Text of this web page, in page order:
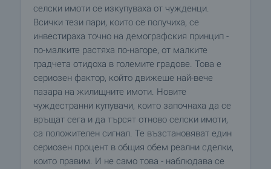
селски имоти се изкупуваха от чужденци.
Всички тези пари, които се получиха, се
инвестираха точно на демографския принцип -
по-малките растяха по-нагоре, от малките
градчета отидоха в големите градове. Това е
сериозен фактор, който движеше най-вече
пазара на жилищните имоти. Новите
чуждестранни купувачи, които започнаха да се
връщат сега и да търсят отново селски имоти,
са положителен сигнал. Те възстановяват един
сериозен процент в общия обем реални сделки,
които правим. И не само това - наблюдава се